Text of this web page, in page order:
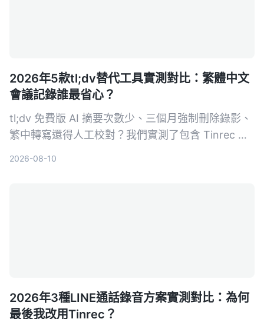
2026年5款tl;dv替代工具實測對比：繁體中文
會議記錄誰最省心？
tl;dv 免費版 AI 摘要次數少、三個月強制刪除錄影、
繁中轉寫還得人工校對？我們實測了包含 Tinrec 在
2026-08-10
2026年3種LINE通話錄音方案實測對比：為何
最後我改用Tinrec？